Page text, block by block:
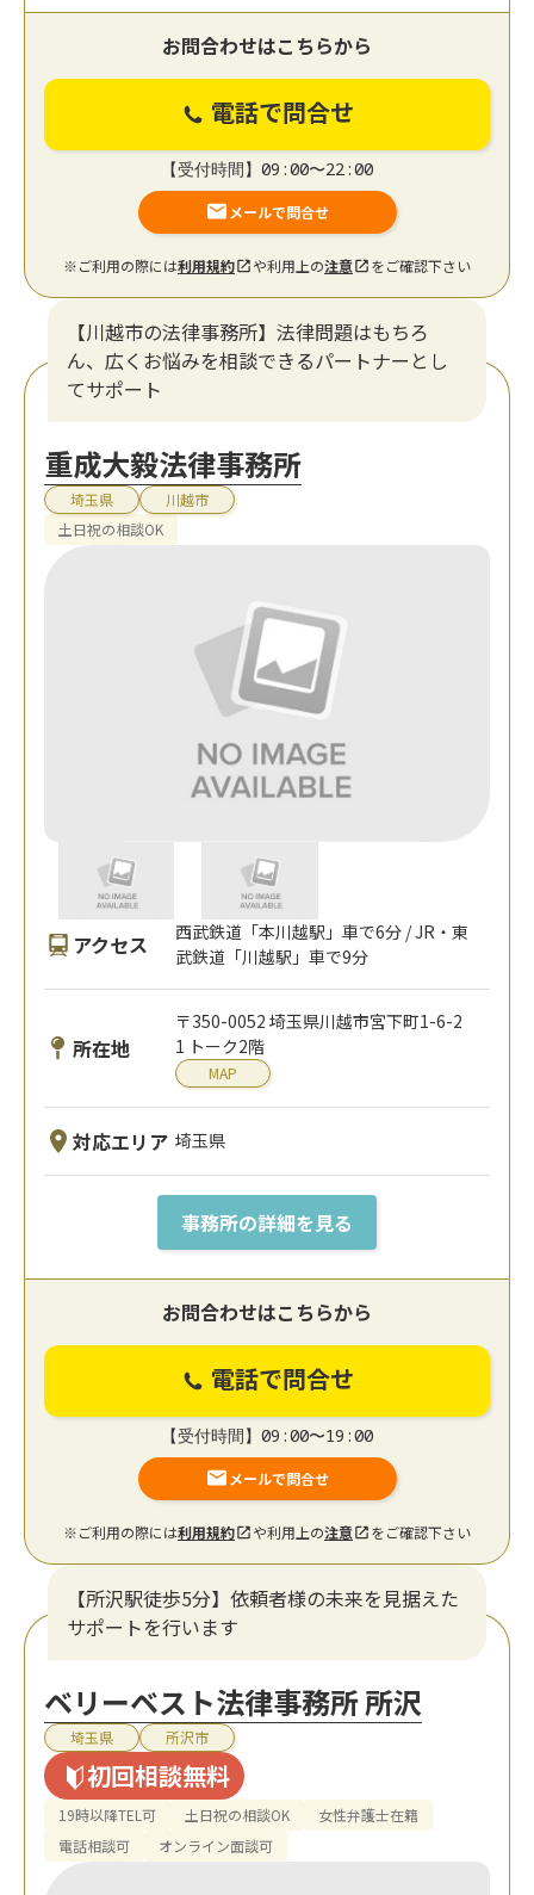
お問合わせはこちらから
電話で問合せ
【受付時間】09:00〜22:00
メールで問合せ
※ご利用の際には利用規約 や利用上の注意 をご確認下さい
【川越市の法律事務所】法律問題はもちろ
ん、広くお悩みを相談できるパートナーとし
てサポート
重成大毅法律事務所
埼玉県
川越市
土日祝の相談OK
アクセス
西武鉄道「本川越駅」車で6分 / JR・東
武鉄道「川越駅」車で9分
所在地
〒350-0052 埼玉県川越市宮下町1-6-2
1 トーク2階
MAP
対応エリア 埼玉県
事務所の詳細を見る
お問合わせはこちらから
電話で問合せ
【受付時間】09:00〜19:00
メールで問合せ
※ご利用の際には利用規約 や利用上の注意 をご確認下さい
【所沢駅徒歩5分】依頼者様の未来を見据えた
サポートを行います
ベリーベスト法律事務所 所沢
埼玉県 所沢市
初回相談無料
19時以降TEL可 土日祝の相談OK
女性弁護士在籍
電話相談可
オンライン面談可